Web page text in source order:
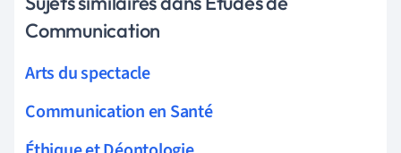
Communication
Arts du spectacle
Communication en Santé